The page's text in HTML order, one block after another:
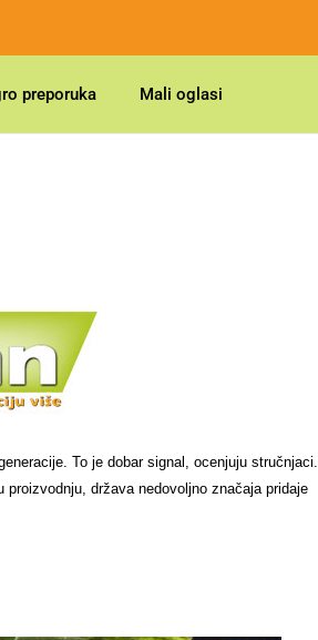
preporuka Mali oglasi
To je dobar signal, ocenjuju stručnjaci.
država nedovoljno značaja pridaje